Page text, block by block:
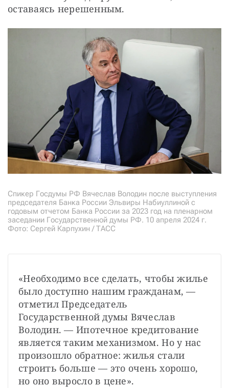
оставаясь нерешенным.
Спикер Госдумы РФ Вячеслав Володин после выступления
председателя Банка России Эльвиры Набиуллиной с
годовым отчетом Банка России за 2023 год на пленарном
заседании Государственной думы РФ. 10 апреля 2024 г.
Фото: Сергей Карпухин / ТАСС
«Необходимо все сделать, чтобы жилье
было доступно нашим гражданам, —
отметил Председатель
Государственной думы Вячеслав
Володин. — Ипотечное кредитование
является таким механизмом. Но у нас
произошло обратное: жилья стали
строить больше — это очень хорошо,
но оно выросло в цене».